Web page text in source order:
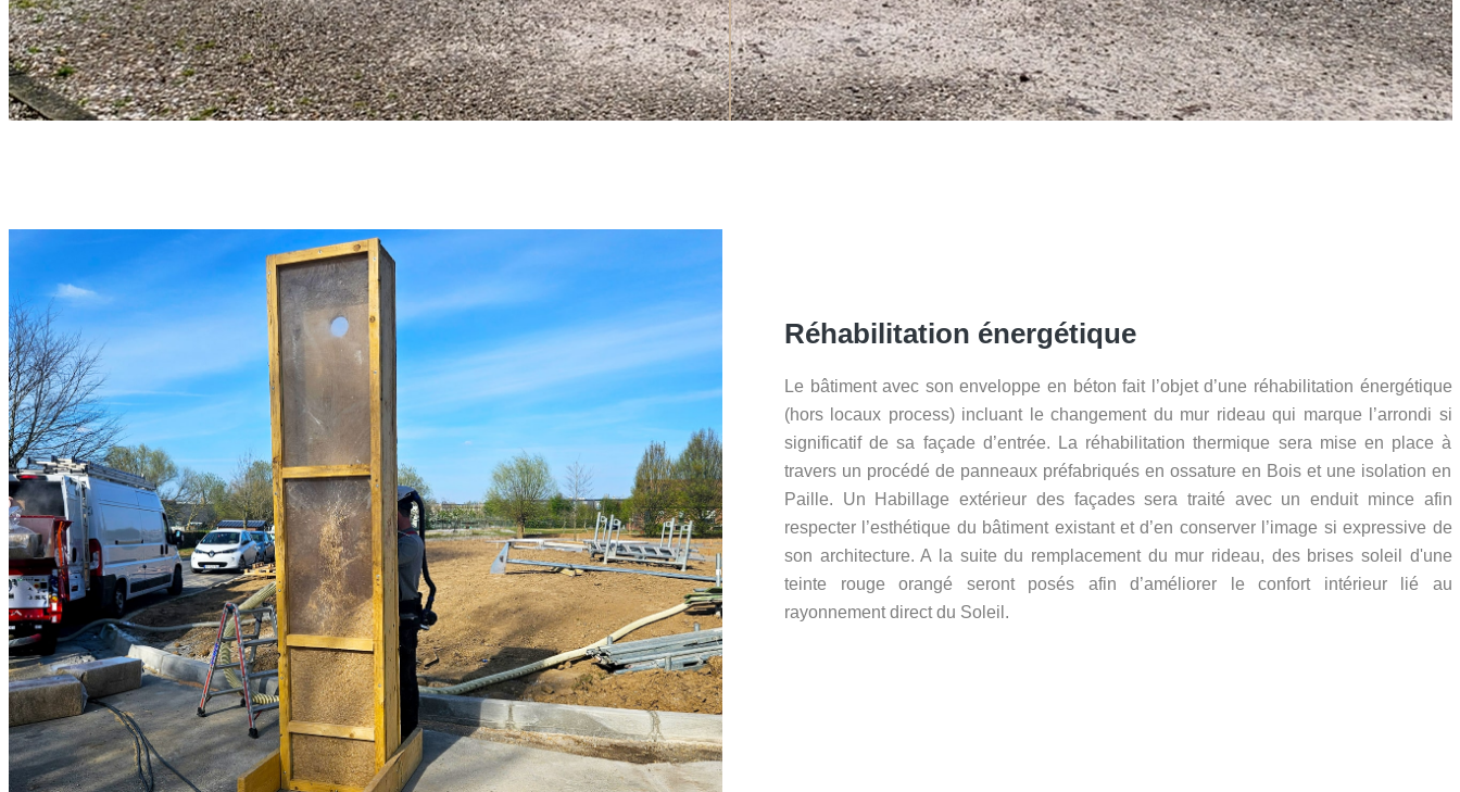
Réhabilitation énergétique
Le bâtiment avec son enveloppe en béton fait l’objet d’une réhabilitation énergétique
(hors locaux process) incluant le changement du mur rideau qui marque l’arrondi si
significatif de sa façade d’entrée. La réhabilitation thermique sera mise en place à
travers un procédé de panneaux préfabriqués en ossature en Bois et une isolation en
Paille. Un Habillage extérieur des façades sera traité avec un enduit mince afin
respecter l’esthétique du bâtiment existant et d’en conserver l’image si expressive de
son architecture. A la suite du remplacement du mur rideau, des brises soleil d'une
teinte rouge orangé seront posés afin d’améliorer le confort intérieur lié au
rayonnement direct du Soleil.